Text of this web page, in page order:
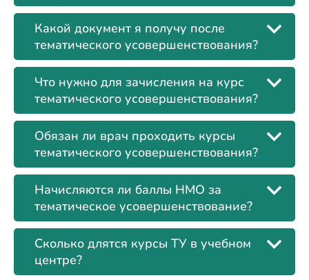
Какой документ я получу после
тематического усовершенствования?
Что нужно для зачисления на курс
тематического усовершенствования?
Обязан ли врач проходить курсы
тематического усовершенствования?
Начисляются ли баллы НМО за
тематическое усовершенствование?
Сколько длятся курсы ТУ в учебном
центре?